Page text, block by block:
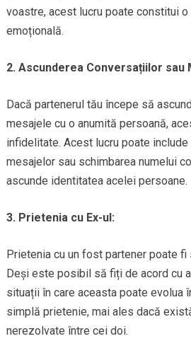
voastre, acest lucru poate constitui
emoțională.
2. Ascunderea Conversațiilor sau
Dacă partenerul tău începe să
mesajele cu o anumită persoană,
infidelitate. Acest lucru poate
mesajelor sau schimbarea numelui
ascunde identitatea acelei persoane.
3. Prietenia cu Ex-ul:
Prietenia cu un fost partener poate
Deși este posibil să fiți de acord cu
situații în care aceasta poate evolua
simplă prietenie, mai ales dacă
nerezolvate între cei doi.